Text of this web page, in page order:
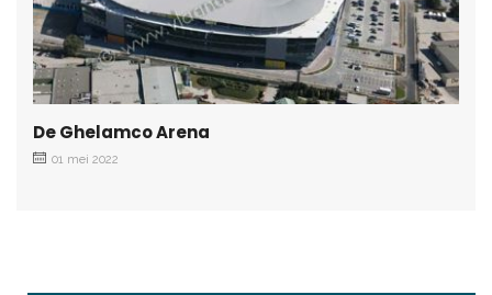
De Ghelamco Arena
01 mei 2022